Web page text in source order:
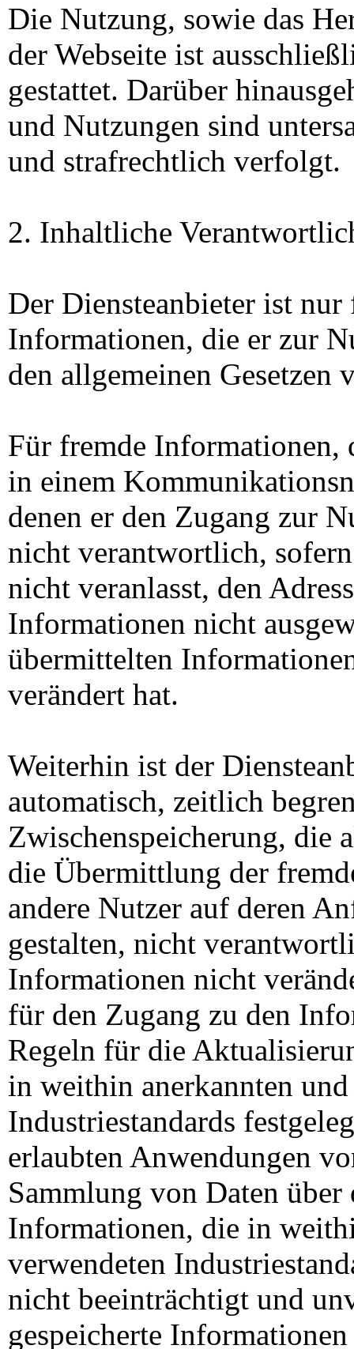
Die Nutzung, sowie das
der Webseite ist
gestattet. Darüber
und Nutzungen sind
und strafrechtlich verfolgt.
2. Inhaltliche
Der Diensteanbieter ist nur
Informationen, die er zur
den allgemeinen Gesetzen
Für fremde Informationen,
in einem
denen er den Zugang zur
nicht verantwortlich,
nicht veranlasst, den
Informationen nicht
übermittelten
verändert hat.
Weiterhin ist der
automatisch, zeitlich
Zwischenspeicherung, die
die Übermittlung der
andere Nutzer auf deren
gestalten, nicht
Informationen nicht
für den Zugang zu den
Regeln für die
in weithin anerkannten
Industriestandards
erlaubten Anwendungen
Sammlung von Daten
Informationen, die in
verwendeten
nicht beeinträchtigt und
gespeicherte